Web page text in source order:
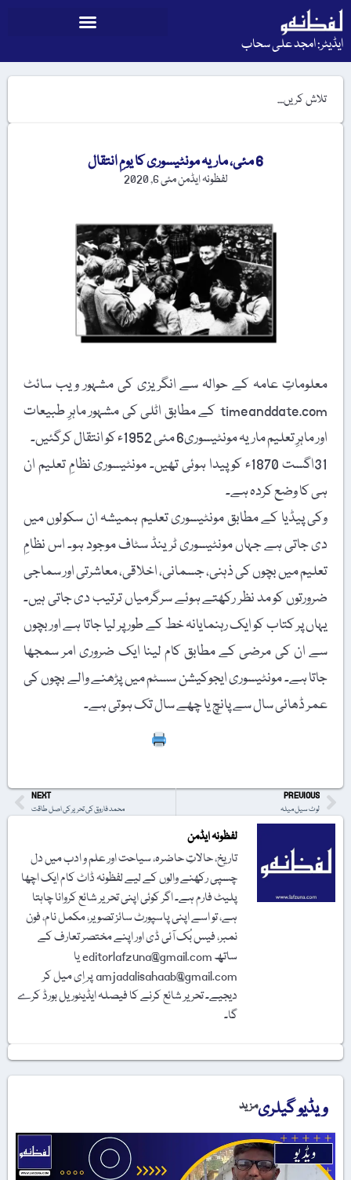
ایڈیٹر: امجد علی سحاب
6 مئی، ماریہ مونٹیسوری کا یومِ انتقال
لفظونہ ایڈمنمئی 6, 2020
معلوماتِ عامہ کے حوالہ سے انگریزی کی مشہور ویب سائٹ
timeanddate.com کے مطابق اٹلی کی مشہور ماہرِ طبیعات
اور ماہرِ تعلیم ماریہ مونٹیسوری6 مئی 1952ء کو انتقال کرگئیں۔
31اگست 1870ء کو پیدا ہوئی تھیں۔ مونٹیسوری نظامِ تعلیم ان
ہی کا وضع کردہ ہے۔
وکی پیڈیا کے مطابق مونٹیسوری تعلیم ہمیشہ ان سکولوں میں
دی جاتی ہے جہاں مونٹیسوری ٹرینڈ سٹاف موجود ہو۔ اس نظامِ
تعلیم میں بچوں کی ذہنی، جسمانی، اخلاقی، معاشرتی اور سماجی
ضرورتوں کو مد نظر رکھتے ہوئے سرگرمیاں ترتیب دی جاتی ہیں۔
یہاں پر کتاب کو ایک رہنمایانہ خط کے طور پر لیا جاتا ہے اور بچوں
سے ان کی مرضی کے مطابق کام لینا ایک ضروری امر سمجھا
جاتا ہے۔ مونٹیسوری ایجوکیشن سسٹم میں پڑھنے والے بچوں کی
عمر ڈھائی سال سے پانچ یا چھے سال تک ہوتی ہے۔
PREVIOUS
لوٹ سیل میلہ
NEXT
محمد فاروق کی تحریر کی اصل طاقت
لفظونہ ایڈمن
تاریخ، حالاتِ حاضرہ، سیاحت اور علم و ادب میں دل
چسپی رکھنے والوں کے لیے لفظونہ ڈاٹ کام ایک اچھا
پلیٹ فارم ہے۔ اگر کوئی اپنی تحریر شائع کروانا چاہتا
ہے، تو اسے اپنی پاسپورٹ سائز تصویر، مکمل نام، فون
نمبر، فیس بُک آئی ڈی اور اپنے مختصر تعارف کے
ساتھ editorlafzuna@gmail.com یا
amjadalisahaab@gmail.com پر اِی میل کر
دیجیے۔ تحریر شائع کرنے کا فیصلہ ایڈیٹوریل بورڈ کرے
گا۔
ویڈیو گیلریمزید